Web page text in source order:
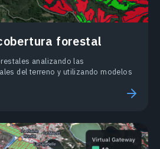
forestal
analizando las
del terreno y utilizando modelos